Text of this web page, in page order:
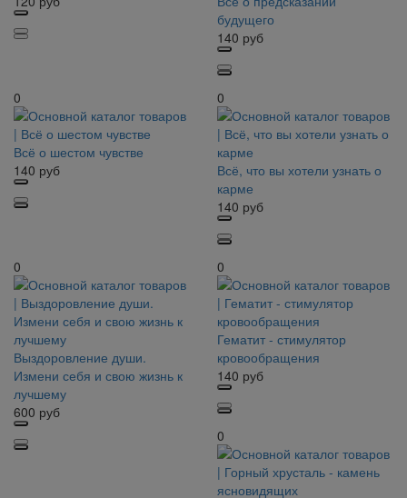
будущего
140 руб
0
Всё о шестом чувстве
140 руб
0
Всё, что вы хотели узнать о
карме
140 руб
0
Выздоровление души.
Измени себя и свою жизнь к
лучшему
600 руб
0
Гематит - стимулятор
кровообращения
140 руб
0